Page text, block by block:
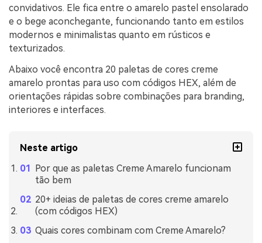
convidativos. Ele fica entre o amarelo pastel ensolarado
e o bege aconchegante, funcionando tanto em estilos
modernos e minimalistas quanto em rústicos e
texturizados.
Abaixo você encontra 20 paletas de cores creme
amarelo prontas para uso com códigos HEX, além de
orientações rápidas sobre combinações para branding,
interiores e interfaces.
Neste artigo
Por que as paletas Creme Amarelo funcionam
tão bem
20+ ideias de paletas de cores creme amarelo
(com códigos HEX)
Quais cores combinam com Creme Amarelo?